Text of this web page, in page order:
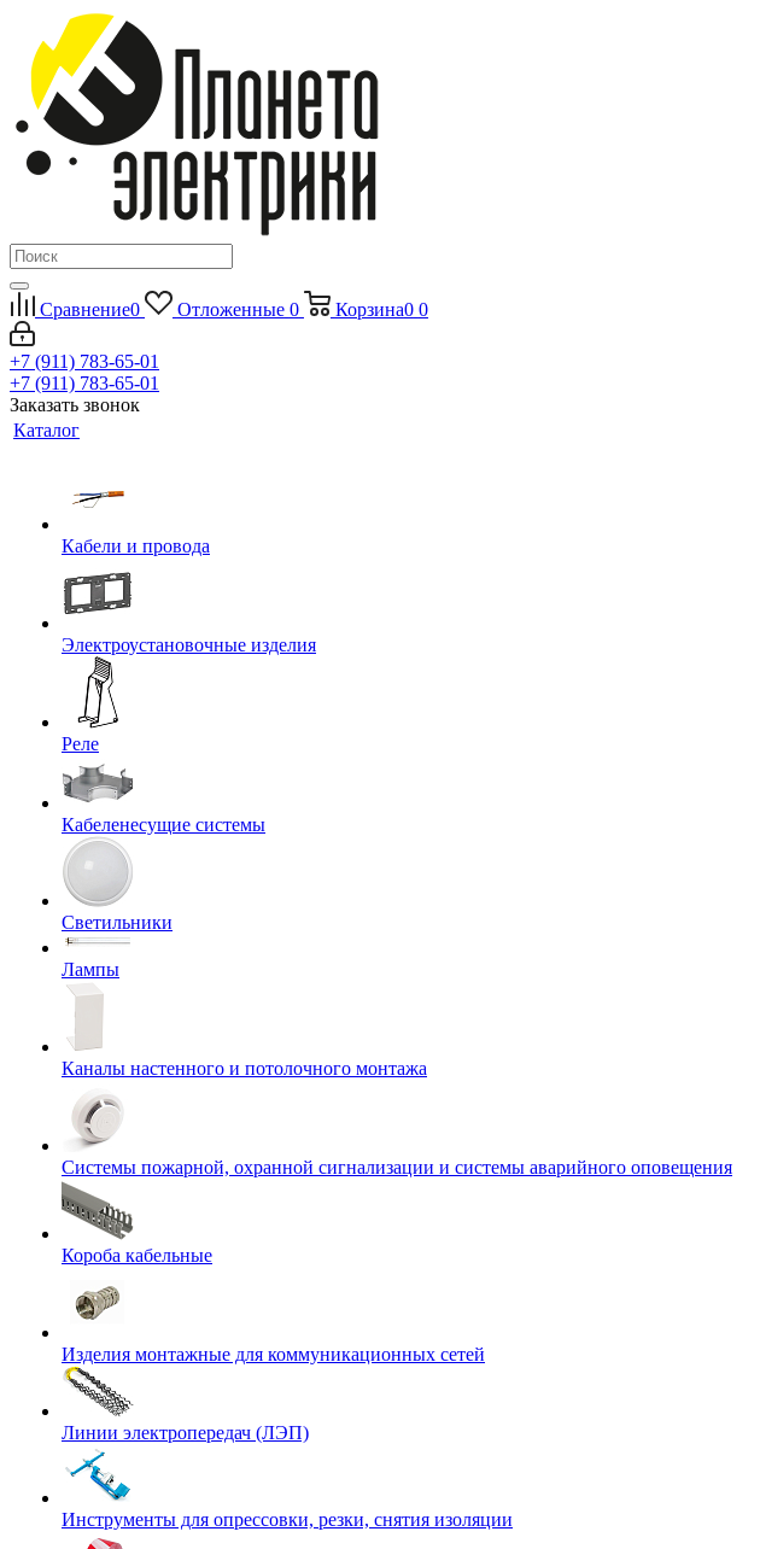
Сравнение0 Отложенные 0 Корзина0 0
+7 (911) 783-65-01
+7 (911) 783-65-01
Заказать звонок
Каталог
Кабели и провода
Электроустановочные изделия
Реле
Кабеленесущие системы
Светильники
Лампы
Каналы настенного и потолочного монтажа
Системы пожарной, охранной сигнализации и системы аварийного оповещения
Короба кабельные
Изделия монтажные для коммуникационных сетей
Линии электропередач (ЛЭП)
Инструменты для опрессовки, резки, снятия изоляции